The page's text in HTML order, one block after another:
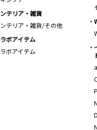
テリア・雑貨
テリア・雑貨/その他
ボアイテム
ボアイテム